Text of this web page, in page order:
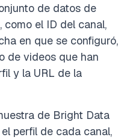
de datos de
como el ID del canal,
en que se configuró,
de videos que han
y la URL de la
de Bright Data
perfil de cada canal,